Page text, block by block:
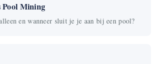
Pool Mining
en wanneer sluit je je aan bij een pool?